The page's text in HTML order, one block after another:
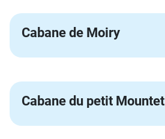
Cabane de Moiry
Cabane du petit Mountet